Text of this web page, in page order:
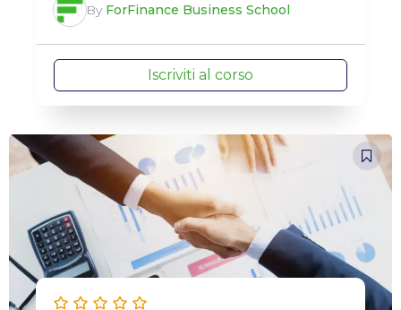
By ForFinance Business School
Iscriviti al corso